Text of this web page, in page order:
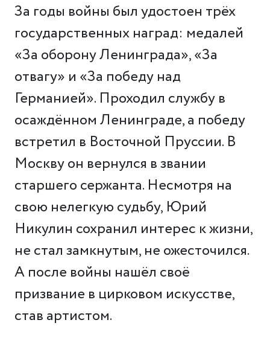
За годы войны был удостоен трёх
государственных наград: медалей
«За оборону Ленинграда», «За
отвагу» и «За победу над
Германией». Проходил службу в
осаждённом Ленинграде, а победу
встретил в Восточной Пруссии. В
Москву он вернулся в звании
старшего сержанта. Несмотря на
свою нелегкую судьбу, Юрий
Никулин сохранил интерес к жизни,
не стал замкнутым, не ожесточился.
А после войны нашёл своё
призвание в цирковом искусстве,
став артистом.